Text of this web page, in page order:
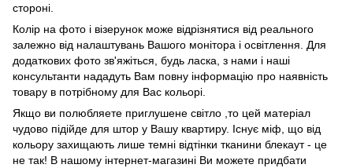
стороні.
Колір на фото і візерунок може відрізнятися від реального
залежно від налаштувань Вашого монітора і освітлення. Для
додаткових фото зв'яжіться, будь ласка, з нами і наші
консультанти нададуть Вам повну інформацію про наявність
товару в потрібному для Вас кольорі.
Якщо ви полюбляете приглушене світло ,то цей матеріал
чудово підійде для штор у Вашу квартиру. Існує міф, що від
кольору захищають лише темні відтінки тканини блекаут - це
не так! В нашому інтернет-магазині Ви можете придбати